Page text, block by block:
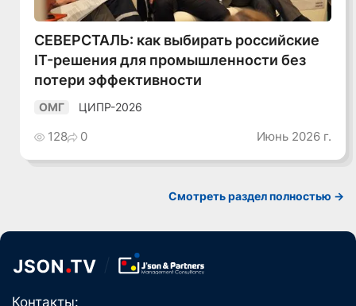
СЕВЕРСТАЛЬ: как выбирать российские
IT-решения для промышленности без
потери эффективности
ОМГ ЦИПР-2026
128 0 Июнь 2026 г.
Смотреть раздел полностью ->
Контакты: